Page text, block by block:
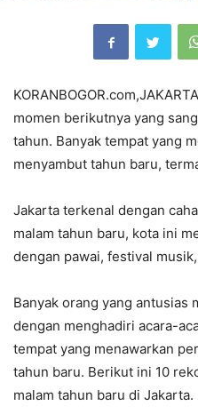
momen berikutnya yang
tahun. Banyak tempat yang
menyambut tahun baru,
Jakarta terkenal dengan
malam tahun baru, kota ini
dengan pawai, festival
Banyak orang yang antusias
dengan menghadiri acara-
tempat yang menawarkan
tahun baru. Berikut ini 10
malam tahun baru di Jakarta.